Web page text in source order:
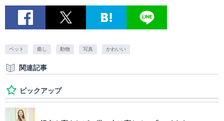
ペット 癒し 動物 写真 かわいい
関連記事
ピックアップ